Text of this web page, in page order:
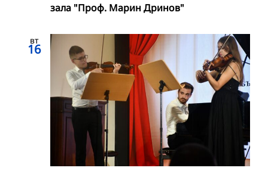
зала "Проф. Марин Дринов"
вт
16